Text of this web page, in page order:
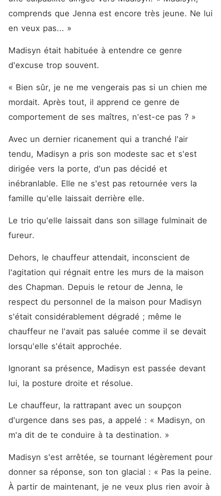
comprends que Jenna est encore très jeune. Ne lui
en veux pas... »
Madisyn était habituée à entendre ce genre
d'excuse trop souvent.
« Bien sûr, je ne me vengerais pas si un chien me
mordait. Après tout, il apprend ce genre de
comportement de ses maîtres, n'est-ce pas ? »
Avec un dernier ricanement qui a tranché l'air
tendu, Madisyn a pris son modeste sac et s'est
dirigée vers la porte, d'un pas décidé et
inébranlable. Elle ne s'est pas retournée vers la
famille qu'elle laissait derrière elle.
Le trio qu'elle laissait dans son sillage fulminait de
fureur.
Dehors, le chauffeur attendait, inconscient de
l'agitation qui régnait entre les murs de la maison
des Chapman. Depuis le retour de Jenna, le
respect du personnel de la maison pour Madisyn
s'était considérablement dégradé ; même le
chauffeur ne l'avait pas saluée comme il se devait
lorsqu'elle s'était approchée.
Ignorant sa présence, Madisyn est passée devant
lui, la posture droite et résolue.
Le chauffeur, la rattrapant avec un soupçon
d'urgence dans ses pas, a appelé : « Madisyn, on
m'a dit de te conduire à ta destination. »
Madisyn s'est arrêtée, se tournant légèrement pour
donner sa réponse, son ton glacial : « Pas la peine.
À partir de maintenant, je ne veux plus rien avoir à